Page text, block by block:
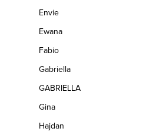
Envie
Ewana
Fabio
Gabriella
GABRIELLA
Gina
Hajdan